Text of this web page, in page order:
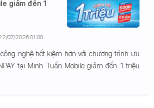
giảm đến 1
nghệ tiết kiệm hơn với chương trình ưu
tại Minh Tuấn Mobile giảm đến 1 triệu
07/2026 01:00